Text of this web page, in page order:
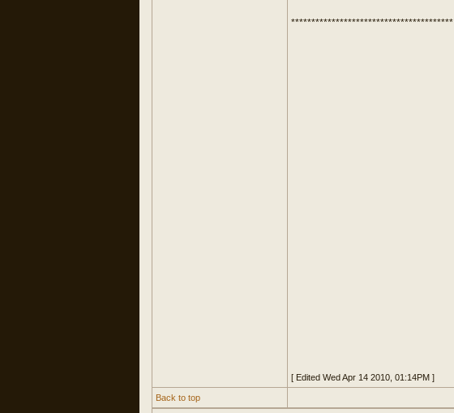
****************************************
[ Edited Wed Apr 14 2010, 01:14PM ]
Back to top